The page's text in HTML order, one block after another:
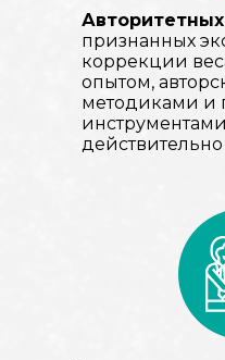
признанных
коррекции
опытом,
методиками и